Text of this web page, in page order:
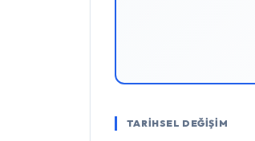
TARİHSEL DEĞİŞİM